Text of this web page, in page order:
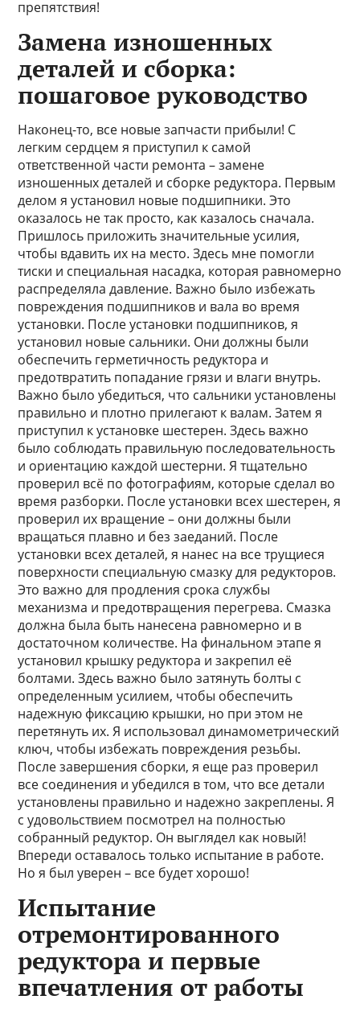
препятствия!
Замена изношенных
деталей и сборка:
пошаговое руководство
Наконец-то, все новые запчасти прибыли! С
легким сердцем я приступил к самой
ответственной части ремонта – замене
изношенных деталей и сборке редуктора. Первым
делом я установил новые подшипники. Это
оказалось не так просто, как казалось сначала.
Пришлось приложить значительные усилия,
чтобы вдавить их на место. Здесь мне помогли
тиски и специальная насадка, которая равномерно
распределяла давление. Важно было избежать
повреждения подшипников и вала во время
установки. После установки подшипников, я
установил новые сальники. Они должны были
обеспечить герметичность редуктора и
предотвратить попадание грязи и влаги внутрь.
Важно было убедиться, что сальники установлены
правильно и плотно прилегают к валам. Затем я
приступил к установке шестерен. Здесь важно
было соблюдать правильную последовательность
и ориентацию каждой шестерни. Я тщательно
проверил всё по фотографиям, которые сделал во
время разборки. После установки всех шестерен, я
проверил их вращение – они должны были
вращаться плавно и без заеданий. После
установки всех деталей, я нанес на все трущиеся
поверхности специальную смазку для редукторов.
Это важно для продления срока службы
механизма и предотвращения перегрева. Смазка
должна была быть нанесена равномерно и в
достаточном количестве. На финальном этапе я
установил крышку редуктора и закрепил её
болтами. Здесь важно было затянуть болты с
определенным усилием, чтобы обеспечить
надежную фиксацию крышки, но при этом не
перетянуть их. Я использовал динамометрический
ключ, чтобы избежать повреждения резьбы.
После завершения сборки, я еще раз проверил
все соединения и убедился в том, что все детали
установлены правильно и надежно закреплены. Я
с удовольствием посмотрел на полностью
собранный редуктор. Он выглядел как новый!
Впереди оставалось только испытание в работе.
Но я был уверен – все будет хорошо!
Испытание
отремонтированного
редуктора и первые
впечатления от работы